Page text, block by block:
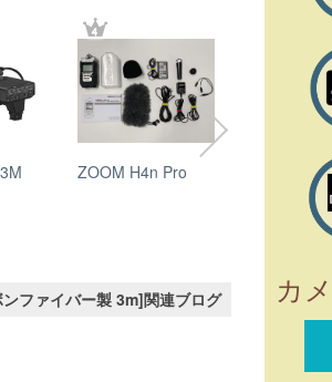
ZOOM H4n Pro
RODE
ンドシー
ョックマ
ファイバー製 3m]関連ブログ
カ